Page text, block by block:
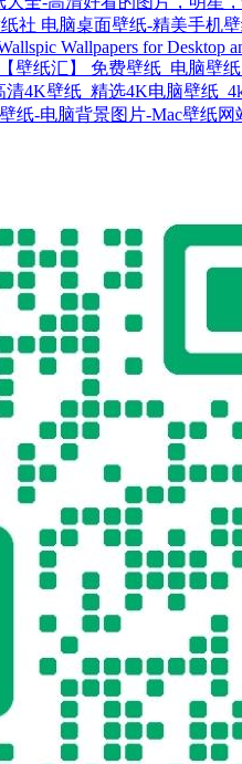
电脑桌面壁纸-精美手机
Wallpapers for Desktop
免费壁纸_电脑壁
清4K壁纸_精选4K电脑壁纸